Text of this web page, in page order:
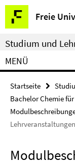
Springe
direkt
zu
Inhalt
Freie
Service-
Navigation
Studium und
MENÜ
Startseite
Bachelor Chemie